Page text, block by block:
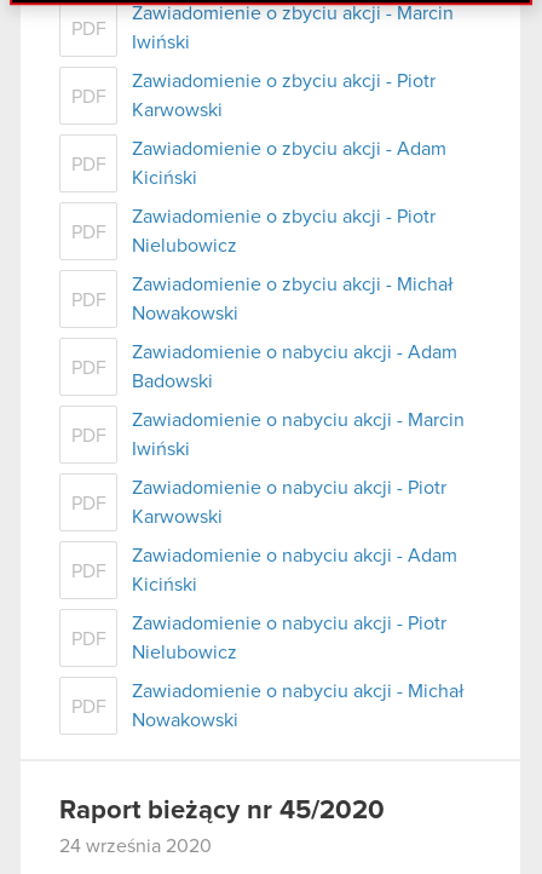
danymi otrzymanymi od Ciebie lub uzyskanymi
podczas korzystania z ich usług. Kontynuując
korzystanie z naszej witryny, zgadasz się na
używanie plików cookie.
PDF
Zawiadomienie o zbyciu akcji - Marcin
Iwiński
PDF
Zawiadomienie o zbyciu akcji - Piotr
Karwowski
PDF
Zawiadomienie o zbyciu akcji - Adam
Kiciński
PDF
Zawiadomienie o zbyciu akcji - Piotr
Nielubowicz
PDF
Zawiadomienie o zbyciu akcji - Michał
Nowakowski
PDF
Zawiadomienie o nabyciu akcji - Adam
Badowski
PDF
Zawiadomienie o nabyciu akcji - Marcin
Iwiński
PDF
Zawiadomienie o nabyciu akcji - Piotr
Karwowski
PDF
Zawiadomienie o nabyciu akcji - Adam
Kiciński
PDF
Zawiadomienie o nabyciu akcji - Piotr
Nielubowicz
PDF
Zawiadomienie o nabyciu akcji - Michał
Nowakowski
Raport bieżący nr 45/2020
24 września 2020